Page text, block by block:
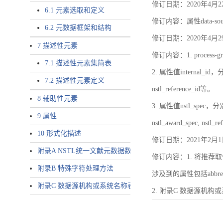
6.1 元素选取和定义
6.2 元数据框架和结构
7 描述性元素
7.1 描述性元素集简表
7.2 描述性元素定义
8 辅助性元素
9 属性
10 形式化描述
附录A NSTL统一文献元数据数据唯一标识符规则
附录B 特殊字符处理方法
附录C 数据源机构或系统名称表
修订日期：2020年4月
修订内容：属性data-
修订日期：2020年4月
修订内容：1. process-
2. 属性值internal_id，
nstl_reference_id等。
3. 属性值nstl_spec，分
nstl_award_spec,
修订日期：2021年2月1
修订内容：1. 将推荐
涉及到的属性包括
2. 附录C 数据源机构或